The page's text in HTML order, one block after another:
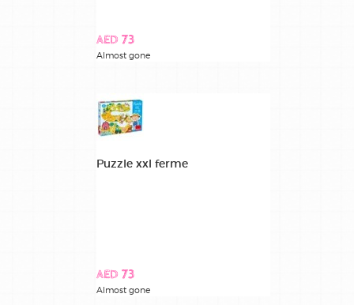
AED 73
Almost gone
Puzzle xxl ferme
AED 73
Almost gone